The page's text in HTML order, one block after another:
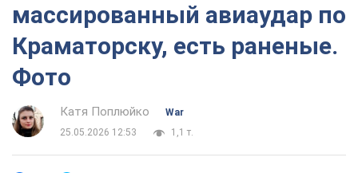
массированный авиаудар по
Краматорску, есть раненые.
Фото
Катя Поплюйко
War
25.05.2026 12:53
1,1 т.